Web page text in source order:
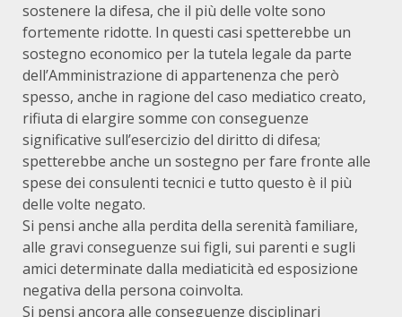
sostenere la difesa, che il più delle volte sono
fortemente ridotte. In questi casi spetterebbe un
sostegno economico per la tutela legale da parte
dell’Amministrazione di appartenenza che però
spesso, anche in ragione del caso mediatico creato,
rifiuta di elargire somme con conseguenze
significative sull’esercizio del diritto di difesa;
spetterebbe anche un sostegno per fare fronte alle
spese dei consulenti tecnici e tutto questo è il più
delle volte negato.
Si pensi anche alla perdita della serenità familiare,
alle gravi conseguenze sui figli, sui parenti e sugli
amici determinate dalla mediaticità ed esposizione
negativa della persona coinvolta.
Si pensi ancora alle conseguenze disciplinari